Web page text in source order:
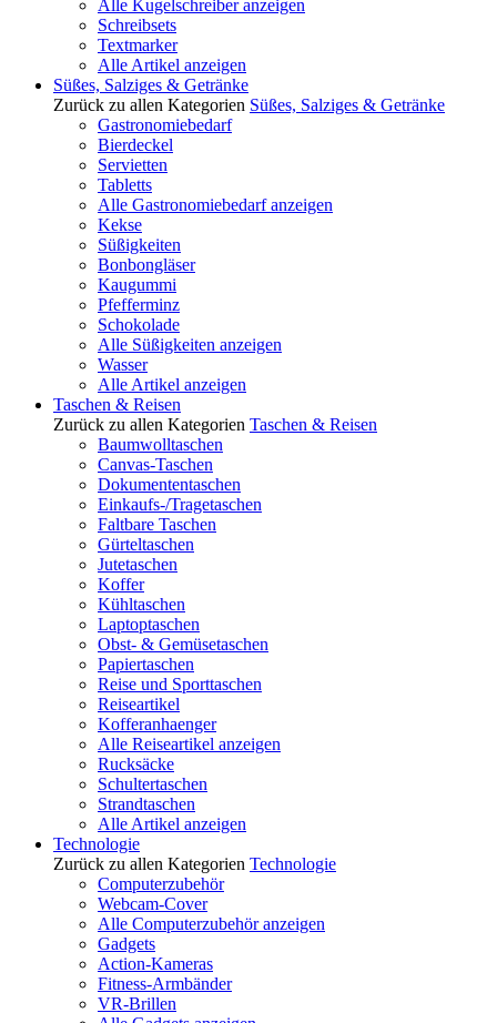
Alle Kugelschreiber anzeigen
Schreibsets
Textmarker
Alle Artikel anzeigen
Süßes, Salziges & Getränke
Zurück zu allen Kategorien Süßes, Salziges & Getränke
Gastronomiebedarf
Bierdeckel
Servietten
Tabletts
Alle Gastronomiebedarf anzeigen
Kekse
Süßigkeiten
Bonbongläser
Kaugummi
Pfefferminz
Schokolade
Alle Süßigkeiten anzeigen
Wasser
Alle Artikel anzeigen
Taschen & Reisen
Zurück zu allen Kategorien Taschen & Reisen
Baumwolltaschen
Canvas-Taschen
Dokumententaschen
Einkaufs-/Tragetaschen
Faltbare Taschen
Gürteltaschen
Jutetaschen
Koffer
Kühltaschen
Laptoptaschen
Obst- & Gemüsetaschen
Papiertaschen
Reise und Sporttaschen
Reiseartikel
Kofferanhaenger
Alle Reiseartikel anzeigen
Rucksäcke
Schultertaschen
Strandtaschen
Alle Artikel anzeigen
Technologie
Zurück zu allen Kategorien Technologie
Computerzubehör
Webcam-Cover
Alle Computerzubehör anzeigen
Gadgets
Action-Kameras
Fitness-Armbänder
VR-Brillen